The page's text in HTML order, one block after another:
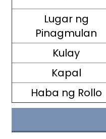
Lugar ng
Pinagmulan
Kulay
Kapal
Haba ng Rollo